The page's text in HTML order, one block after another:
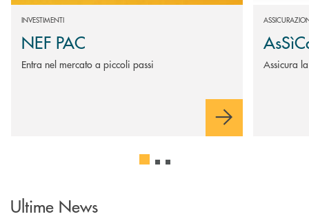
INVESTIMENTI
NEF PAC
Entra nel mercato a piccoli passi Assicura
Ultime News